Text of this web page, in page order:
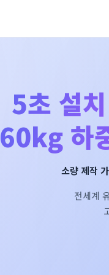
5초 설치
60kg 하
소량 제작
전세계